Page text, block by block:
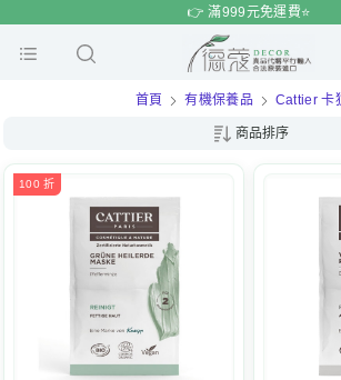
時 特賣
👉 滿999元免運費⭐️
首頁 有機保養品 Cattier 卡
商品排序
100 折